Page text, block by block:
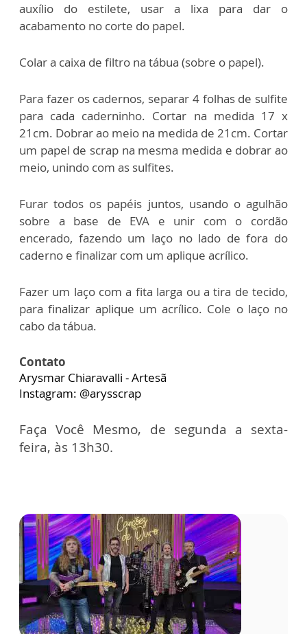
auxílio do estilete, usar a lixa para dar o
acabamento no corte do papel.
Colar a caixa de filtro na tábua (sobre o papel).
Para fazer os cadernos, separar 4 folhas de sulfite
para cada caderninho. Cortar na medida 17 x
21cm. Dobrar ao meio na medida de 21cm. Cortar
um papel de scrap na mesma medida e dobrar ao
meio, unindo com as sulfites.
Furar todos os papéis juntos, usando o agulhão
sobre a base de EVA e unir com o cordão
encerado, fazendo um laço no lado de fora do
caderno e finalizar com um aplique acrílico.
Fazer um laço com a fita larga ou a tira de tecido,
para finalizar aplique um acrílico. Cole o laço no
cabo da tábua.
Contato
Arysmar Chiaravalli - Artesã
Instagram: @arysscrap
Faça Você Mesmo, de segunda a sexta-
feira, às 13h30.